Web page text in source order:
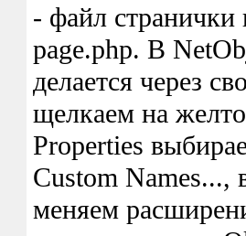
- файл странички
page.php. В
делается через
щелкаем на
Properties
Custom Names...,
меняем